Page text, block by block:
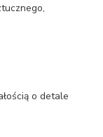
o detale